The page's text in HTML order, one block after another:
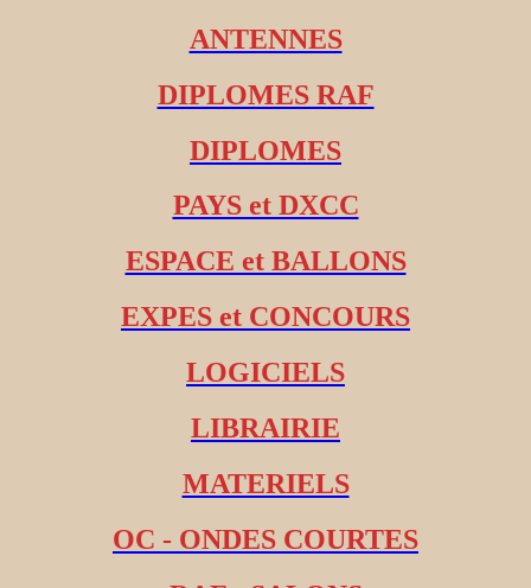
ANTENNES
DIPLOMES RAF
DIPLOMES
PAYS et DXCC
ESPACE et BALLONS
EXPES et CONCOURS
LOGICIELS
LIBRAIRIE
MATERIELS
OC - ONDES COURTES